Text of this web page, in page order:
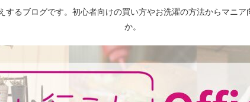
るブログです。初心者向けの買い方やお洗濯の方法からマニ
か。